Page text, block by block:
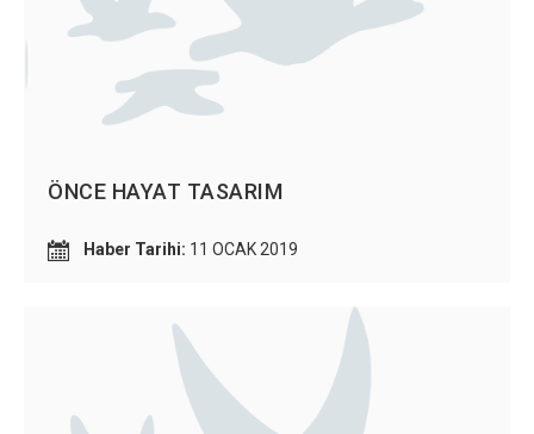
ÖNCE HAYAT TASARIM
Haber Tarihi: 11 OCAK 2019